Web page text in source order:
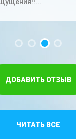
времени не...
как к
ДОБАВИТЬ ОТЗЫВ
ЧИТАТЬ ВСЕ